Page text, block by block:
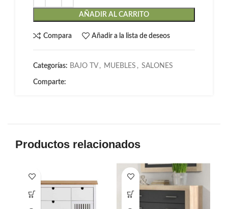
AÑADIR AL CARRITO
Compara Añadir a la lista de deseos
Categorías: BAJO TV , MUEBLES , SALONES
Comparte:
Productos relacionados